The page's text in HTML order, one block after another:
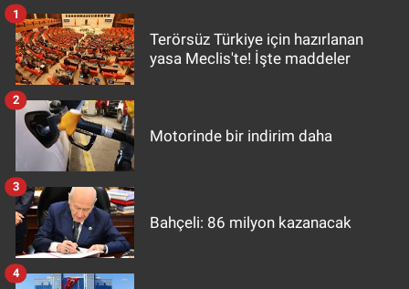
Terörsüz Türkiye için hazırlanan
yasa Meclis'te! İşte maddeler
1
Motorinde bir indirim daha
2
Bahçeli: 86 milyon kazanacak
3
4